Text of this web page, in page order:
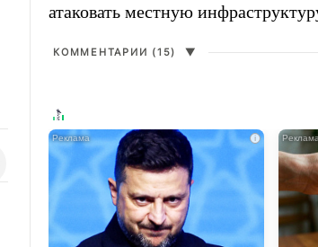
атаковать местную
КОММЕНТАРИИ (15) ▼
i